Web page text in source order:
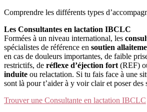
Comprendre les différents types
Les Consultantes en lactation IBCLC
Formées à un niveau international, les
spécialistes de référence en soutien
en cas de douleurs importantes, de faible
restrictifs, de réflexe d’éjection fort (REF)
induite ou relactation. Si tu fais face à une
sont là pour t’aider à y voir clair et poser des
Trouver une Consultante en lactation IBCLC